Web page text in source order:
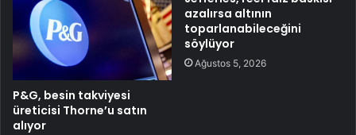
P&G, besin takviyesi
üreticisi Thorne’u satın
alıyor
azalırsa altının
toparlanabileceğini
söylüyor
Ağustos 5, 2026